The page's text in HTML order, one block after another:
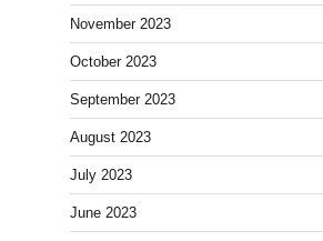
November 2023
October 2023
September 2023
August 2023
July 2023
June 2023